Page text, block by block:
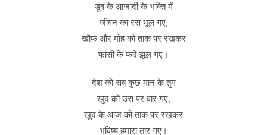
डूब के आजादी के भक्ति में
जीवन का रस भूल गए,
खौफ और मोह को ताक पर रखकर
फांसी के फंदे झूल गए।
देश को सब कुछ मान के तुम
खुद को उस पर वार गए,
खुद के आज को ताक पर रखकर
भविष्य हमारा तार गए।